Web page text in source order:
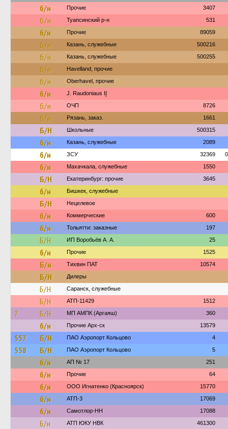
б/н Прочие 3407
б/н Туапсинский р-н 531
б/н Прочие 89059
б/н Казань, служебные 500216
б/н Казань, служебные 500255
б/н Havelland, прочие
б/н Oberhavel, прочие
б/н J. Raudoniaus IĮ
б/н ОЧП 8726
б/н Рязань, заказ. 1661
Б/Н Школьные 500315
б/н Казань, служебные 2089
б/н ЗСУ 32369
б/н Махачкала, служебные 1550
Б/Н Екатеринбург: прочие 3645
б/н Бишкек, служебные
Б/Н Нецелевое
б/н Коммерческие 600
б/н Тольятти: заказные 197
Б/Н ИП Воробьёв А. А. 25
б/н Прочие 1525
Б/н Тихвин ПАТ 10574
Б/Н Дилеры
Б/Н Саранск, служебные
Б/Н АТП-11429 1512
7 Б/Н МП АМПК (Аргаяш) 360
б/н Прочие Арх-ск 13579
557 Б/Н ПАО Аэропорт Кольцово 4
558 Б/Н ПАО Аэропорт Кольцово 5
б/н АП № 17 251
б/н Прочие 64
б/н ООО Игнатенко (Красноярск) 15770
б/н АТП-3 17069
б/н Самотлор-НН 17088
Б/н АТП ЮКУ НВК 461300